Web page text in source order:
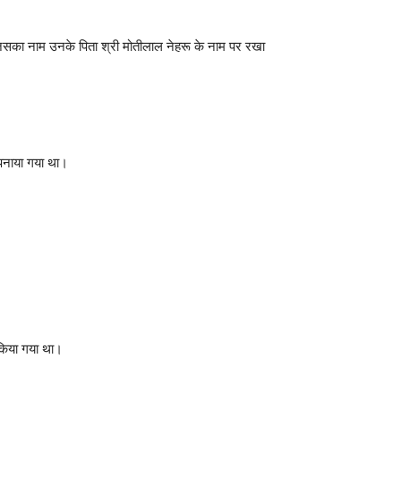
नाम उनके पिता श्री मोतीलाल नेहरू के नाम पर रखा
गया था।
गया था।